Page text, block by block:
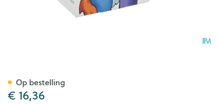
€ 16,36
Op bestelling